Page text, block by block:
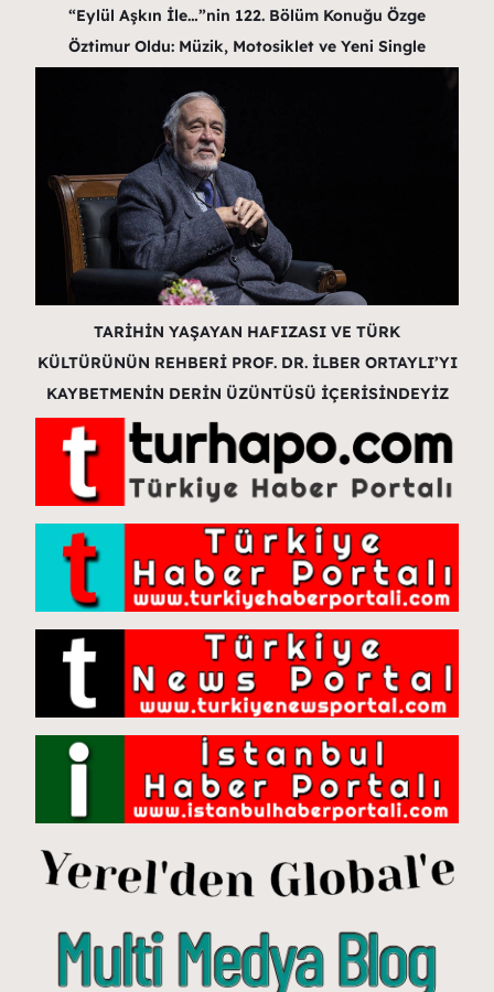
“Eylül Aşkın İle…”nin 122. Bölüm Konuğu Özge
Öztimur Oldu: Müzik, Motosiklet ve Yeni Single
TARİHİN YAŞAYAN HAFIZASI VE TÜRK
KÜLTÜRÜNÜN REHBERİ PROF. DR. İLBER ORTAYLI’YI
KAYBETMENİN DERİN ÜZÜNTÜSÜ İÇERİSİNDEYİZ